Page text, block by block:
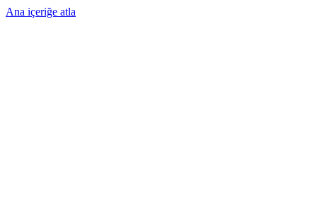
Ana içeriğe atla